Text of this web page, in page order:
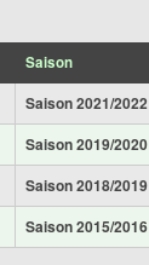
Saison
Saison 2021/2022
Saison 2019/2020
Saison 2018/2019
Saison 2015/2016